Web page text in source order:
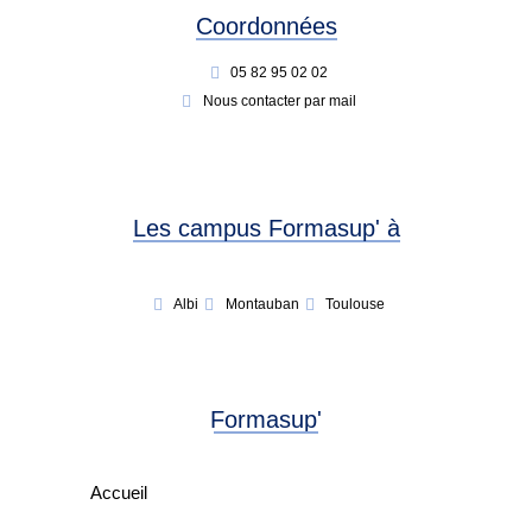
Formasup'
Accueil
Coordonnées
05 82 95 02 02
Nous contacter par mail
Les campus Formasup' à
Albi Montauban Toulouse